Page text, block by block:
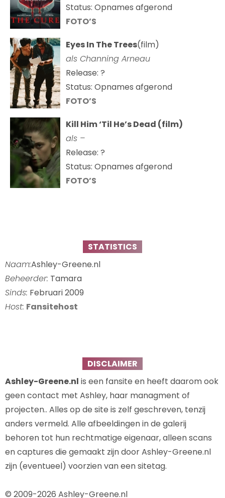
Status: Opnames afgerond
FOTO’S
Eyes In The Trees(film)
als Channing Arneau
Release: ?
Status: Opnames afgerond
FOTO’S
Kill Him ‘Til He’s Dead (film)
als –
Release: ?
Status: Opnames afgerond
FOTO’S
STATISTICS
Naam:Ashley-Greene.nl
Beheerder: Tamara
Sinds: Februari 2009
Host: Fansitehost
DISCLAIMER
Ashley-Greene.nl is een fansite en heeft daarom ook
geen contact met Ashley, haar managment of
projecten.. Alles op de site is zelf geschreven, tenzij
anders vermeld. Alle afbeeldingen in de galerij
behoren tot hun rechtmatige eigenaar, alleen scans
en captures die gemaakt zijn door Ashley-Greene.nl
zijn (eventueel) voorzien van een sitetag.
© 2009-2026 Ashley-Greene.nl